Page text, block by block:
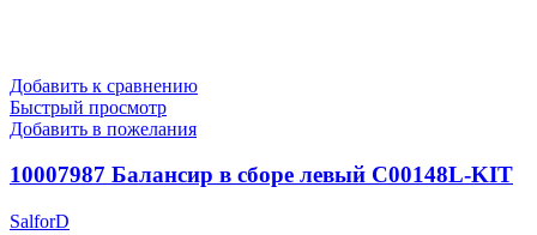
Добавить к сравнению
Быстрый просмотр
Добавить в пожелания
10007987 Балансир в сборе левый C00148L-KIT
SalforD